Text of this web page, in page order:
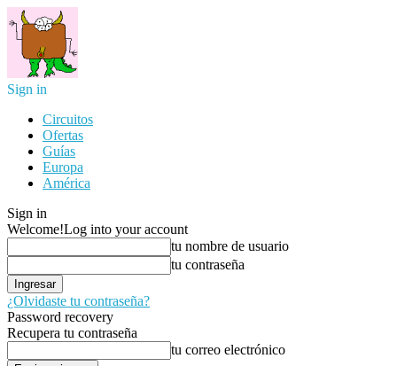
Sign in
Circuitos
Ofertas
Guías
Europa
América
Sign in
Welcome!Log into your account
tu nombre de usuario
tu contraseña
¿Olvidaste tu contraseña?
Password recovery
Recupera tu contraseña
tu correo electrónico